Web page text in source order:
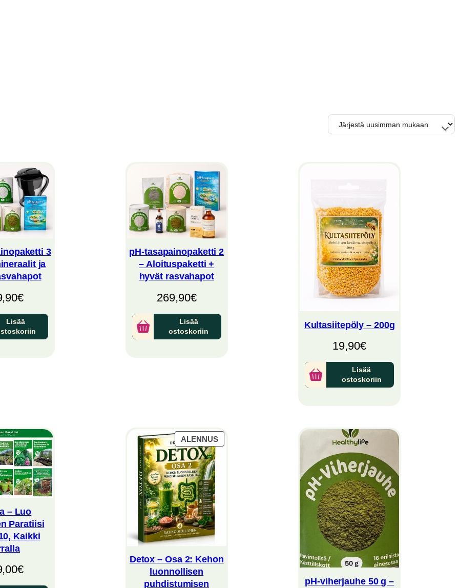
3
ja
€
Lisää
pH-tasapainopaketti 2
– Aloituspaketti +
hyvät rasvahapot
269,90€
Lisää
ostoskoriin
Kultasiitepöly – 200g
19,90€
Lisää
ostoskoriin
– Luo
Paratiisi
Kaikki
€
ALENNUSTUOTE
ALENNUKSESSA
Detox – Osa 2: Kehon
luonnollisen
puhdistumisen
pH-viherjauhe 50 g –